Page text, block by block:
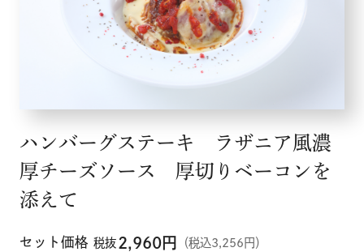
ハンバーグステーキ ラザニア風濃
厚チーズソース 厚切りベーコンを
添えて
セット価格 税抜 2,960円 （税込3,256円）